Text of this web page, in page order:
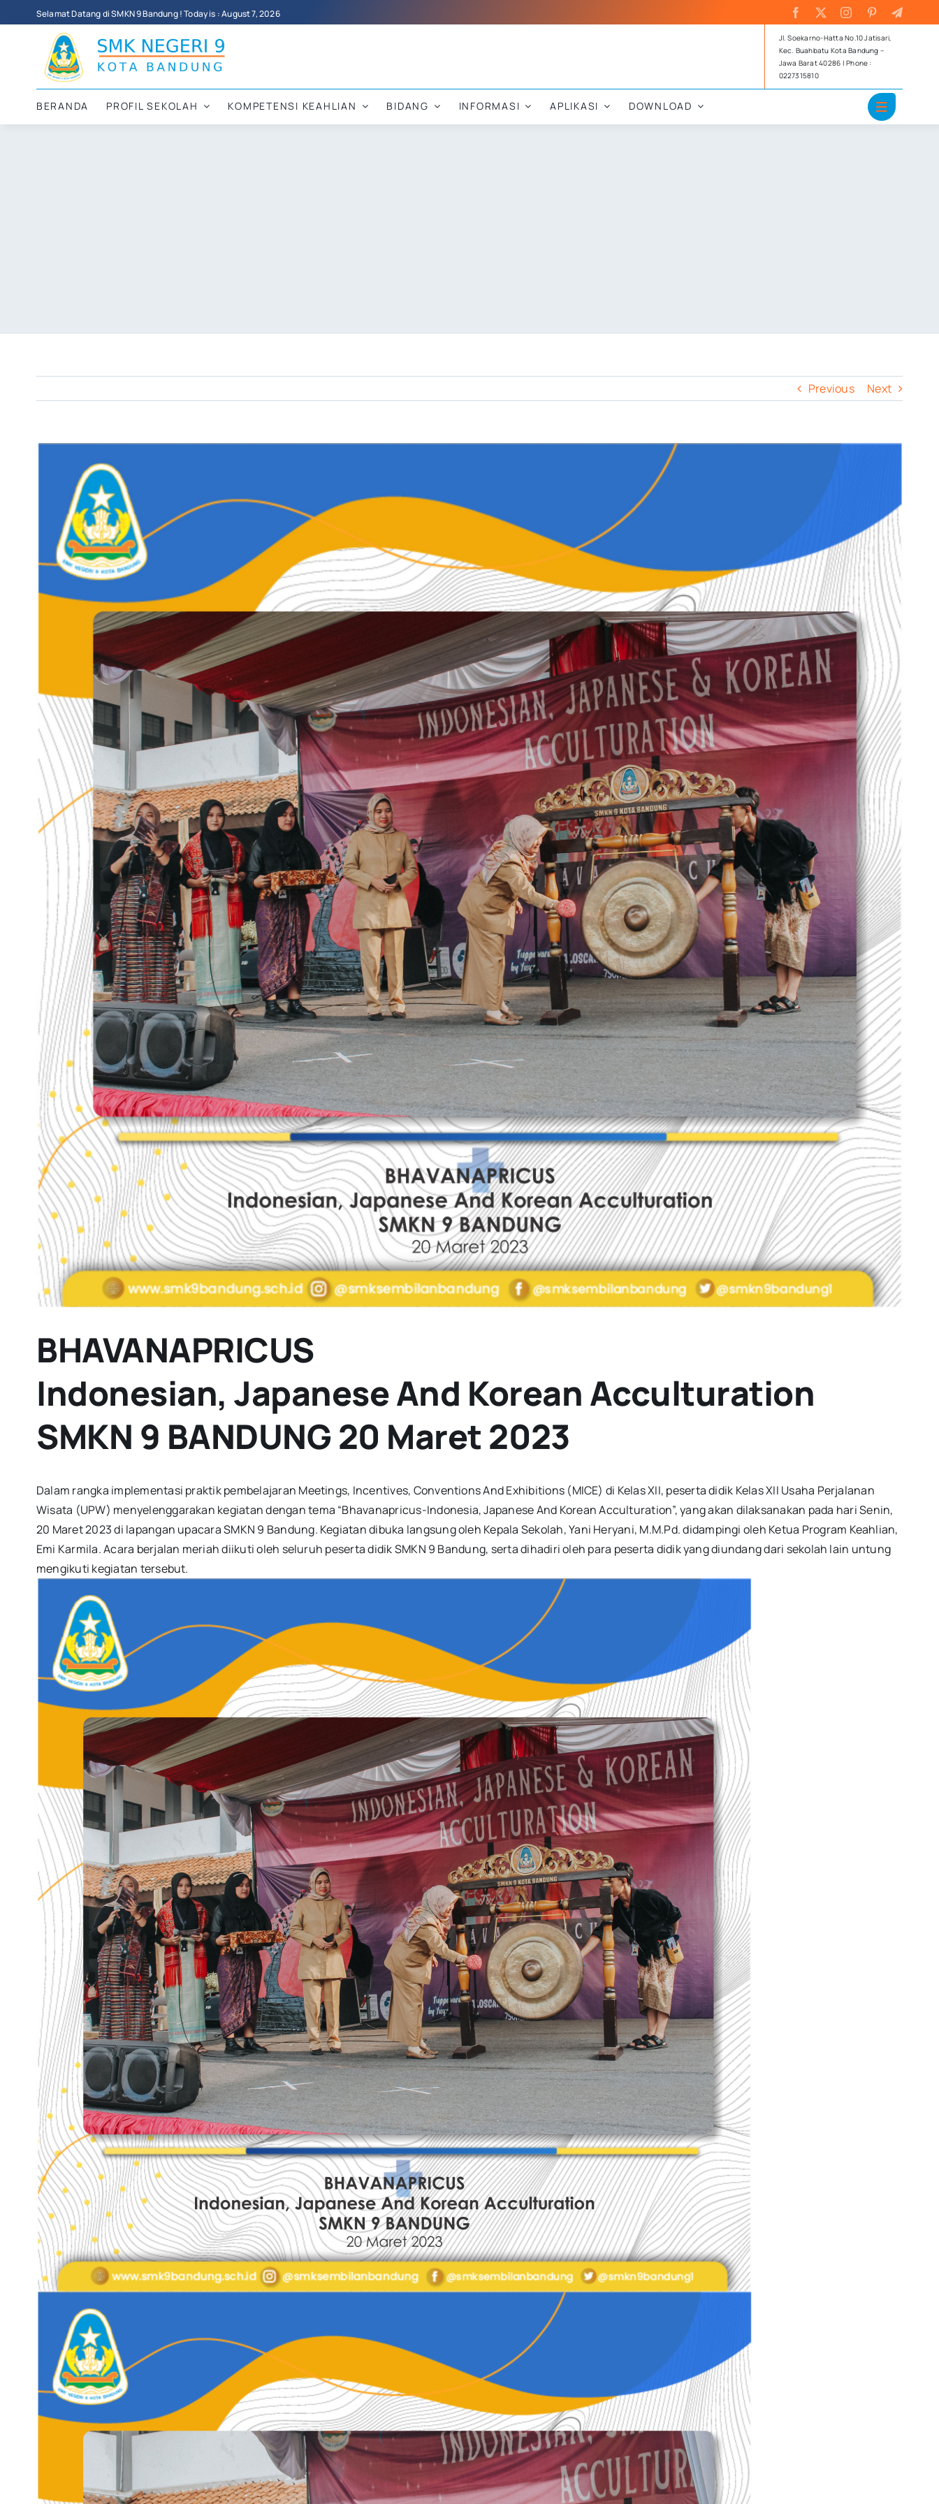
to
Selamat Datang di SMKN 9 Bandung ! Today is : August 7, 2026
Jl. Soekarno-Hatta No.10 Jatisari,
Kec. Buahbatu Kota Bandung –
Jawa Barat 40286 | Phone :
0227315810
BERANDA PROFIL SEKOLAH KOMPETENSI KEAHLIAN BIDANG INFORMASI APLIKASI DOWNLOAD
Previous Next
BHAVANAPRICUS
Indonesian, Japanese And Korean Acculturation
SMKN 9 BANDUNG 20 Maret 2023
Dalam rangka implementasi praktik pembelajaran Meetings, Incentives, Conventions And Exhibitions (MICE) di Kelas XII, peserta didik Kelas XII Usaha Perjalanan
Wisata (UPW) menyelenggarakan kegiatan dengan tema “Bhavanapricus-Indonesia, Japanese And Korean Acculturation”, yang akan dilaksanakan pada hari Senin,
20 Maret 2023 di lapangan upacara SMKN 9 Bandung. Kegiatan dibuka langsung oleh Kepala Sekolah, Yani Heryani, M.M.Pd. didampingi oleh Ketua Program Keahlian,
Emi Karmila. Acara berjalan meriah diikuti oleh seluruh peserta didik SMKN 9 Bandung, serta dihadiri oleh para peserta didik yang diundang dari sekolah lain untung
mengikuti kegiatan tersebut.